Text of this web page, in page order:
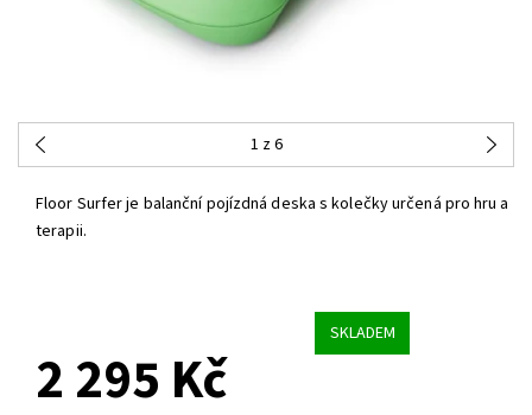
1 z 6
Floor Surfer je balanční pojízdná deska s kolečky určená pro hru a
terapii.
SKLADEM
2 295 Kč